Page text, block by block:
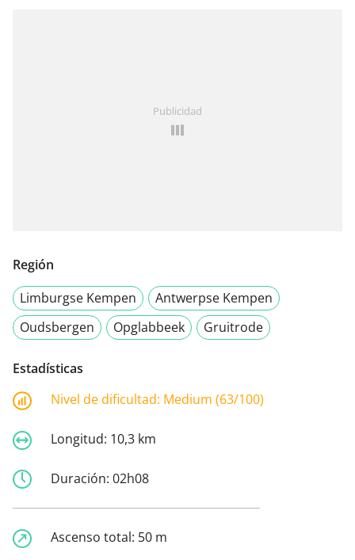
Publicidad
Región
Limburgse Kempen
Antwerpse Kempen
Oudsbergen
Opglabbeek Gruitrode
Estadísticas
Nivel de dificultad: Medium (63/100)
Longitud: 10,3 km
Duración: 02h08
Ascenso total: 50 m